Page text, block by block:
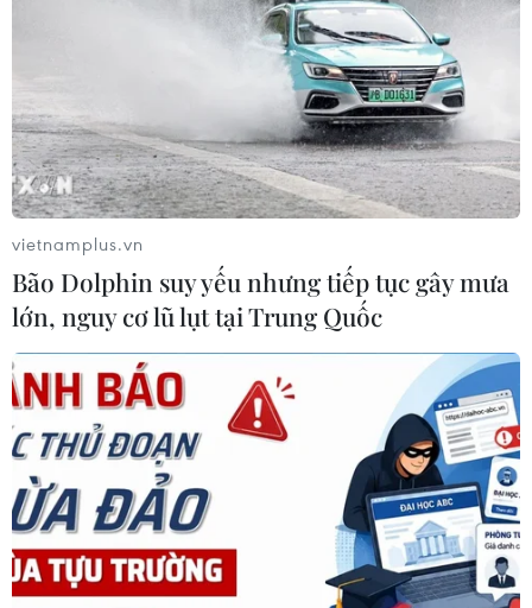
Mỹ cảnh báo Nga, Trung Quốc về cuộc
chạy đua vũ khí hạt nhân
22/05/2020 02:47
Đặc phái viên của Mỹ phụ trách đàm phán kiểm soát vũ
khí hạt nhân cho biết nước này sẵn sàng đưa Nga và
Trung Quốc “vào quên lãng” nhằm giành chiến thắng
trong một cuộc chạy đua vũ khí hạt nhân.
vietnamplus.vn
Bão Dolphin suy yếu nhưng tiếp tục gây mưa
lớn, nguy cơ lũ lụt tại Trung Quốc